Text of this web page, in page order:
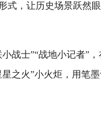
式，让历史场景跃然
战士”“战地小记者”
之火”小火炬，用笔